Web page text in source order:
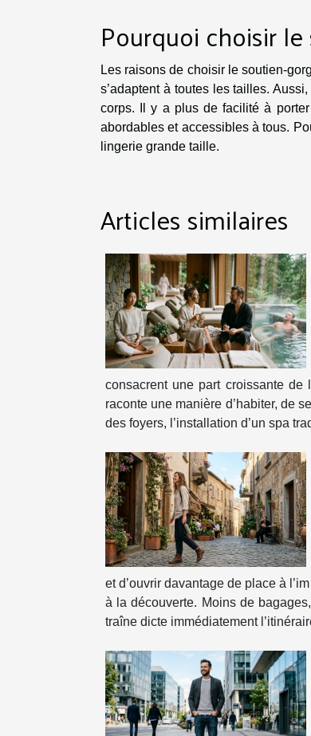
Pourquoi choisir
Les raisons de choisir le soutien-
s’adaptent à toutes les tailles.
corps. Il y a plus de facilité à
abordables et accessibles à tous.
lingerie grande taille.
Articles similaires
consacrent une part croissante
raconte une manière d’habiter, de
des foyers, l’installation d’un spa
et d’ouvrir davantage de place à
à la découverte. Moins de
traîne dicte immédiatement